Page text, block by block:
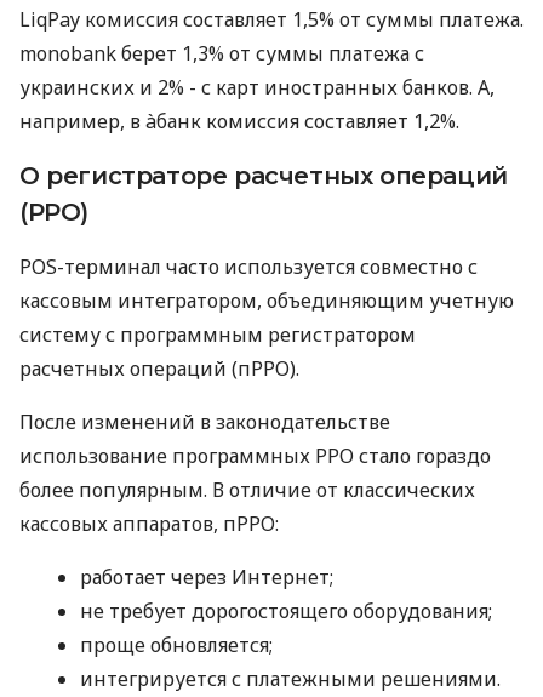
LiqPay комиссия составляет 1,5% от суммы платежа.
monobank берет 1,3% от суммы платежа с
украинских и 2% - с карт иностранных банков. А,
например, в àбанк комиссия составляет 1,2%.
О регистраторе расчетных операций
(РРО)
POS-терминал часто используется совместно с
кассовым интегратором, объединяющим учетную
систему с программным регистратором
расчетных операций (пРРО).
После изменений в законодательстве
использование программных РРО стало гораздо
более популярным. В отличие от классических
кассовых аппаратов, пРРО:
работает через Интернет;
не требует дорогостоящего оборудования;
проще обновляется;
интегрируется с платежными решениями.